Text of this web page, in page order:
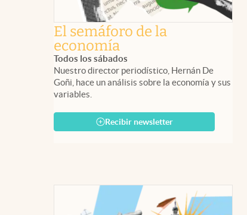
El semáforo de la
economía
Todos los sábados
Nuestro director periodístico, Hernán De
Goñi, hace un análisis sobre la economía y sus
variables.
Recibir newsletter